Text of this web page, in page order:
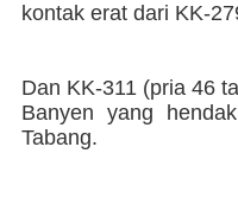
kontak erat dari KK-
Dan KK-311 (pria 46
Banyen yang
Tabang.